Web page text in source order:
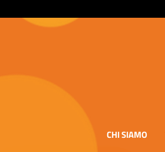
CHI SIAMO